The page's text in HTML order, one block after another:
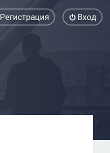
Вход
Регистрация